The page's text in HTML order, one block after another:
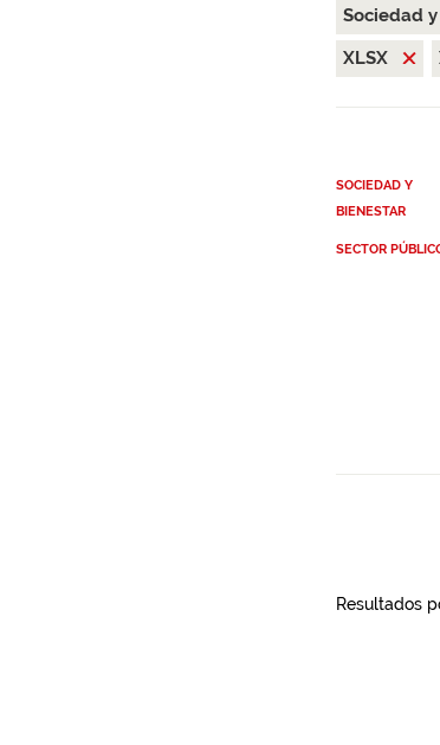
Sociedad
XLSX
SOCIEDAD Y
BIENESTAR
SECTOR
Resultados